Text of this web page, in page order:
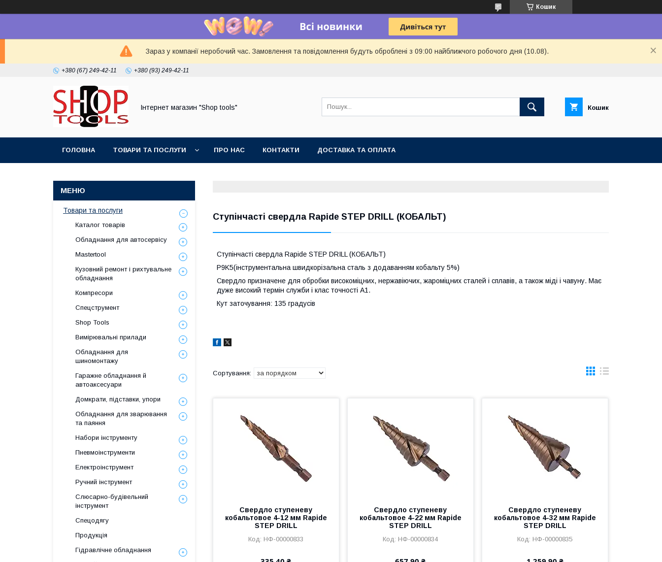
Кошик
Зараз у компанії неробочий час. Замовлення та повідомлення будуть оброблені з 09:00 найближчого робочого дня (10.08).
+380 (67) 249-42-11 +380 (93) 249-42-11
Інтернет магазин "Shop tools" Кошик
ГОЛОВНА ТОВАРИ ТА ПОСЛУГИ ПРО НАС КОНТАКТИ ДОСТАВКА ТА ОПЛАТА
Ступінчасті свердла Rapide STEP DRILL (КОБАЛЬТ)
Ступінчасті свердла Rapide STEP DRILL (КОБАЛЬТ)
P9K5(інструментальна швидкорізальна сталь з додаванням кобальту 5%)
Свердло призначене для обробки високоміцних, нержавіючих, жароміцних сталей і сплавів, а також міді і чавуну. Має
дуже високий термін служби і клас точності A1.
Кут заточування: 135 градусів
Свердло ступеневу
кобальтовое 4-12 мм Rapide
STEP DRILL
НФ-00000833
Свердло ступеневу
кобальтовое 4-22 мм Rapide
STEP DRILL
НФ-00000834
Свердло ступеневу
кобальтовое 4-32 мм Rapide
STEP DRILL
НФ-00000835
Товари та послуги
Каталог товарів
Обладнання для автосервісу
Mastertool
Кузовний ремонт і рихтувальне
обладнання
Компресори
Спецструмент
Shop Tools
Вимірювальні прилади
Обладнання для
шиномонтажу
Гаражне обладнання й
автоаксесуари
Домкрати, підставки, упори
Обладнання для зварювання
та паяння
Набори інструменту
Пневмоінструменти
Електроінструмент
Ручний інструмент
Слюсарно-будівельний
інструмент
Спецодягу
Продукція
Гідравлічне обладнання